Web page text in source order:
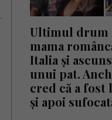
Ultimul drum
mama
Italia și
unui pat.
cred că a fost
și apoi